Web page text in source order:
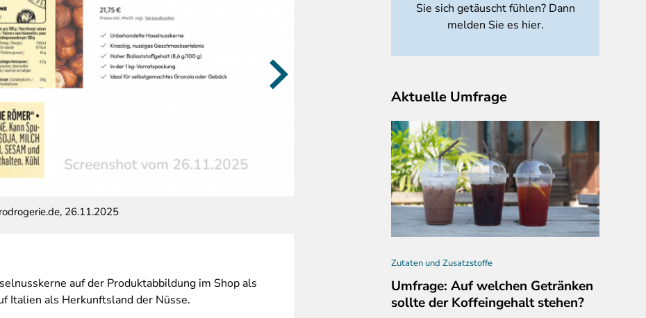
26.11.2025 alt: Herkunft, KoRo Haselnusskerne, korodrogerie.de, 12.11.2025; neu:
auf der Produktabbildung im Shop als
Italien als Herkunftsland der Nüsse.
Sie sich getäuscht fühlen? Dann
melden Sie es hier.
Aktuelle Umfrage
Zutaten und Zusatzstoffe
Umfrage: Auf welchen Getränken
sollte der Koffeingehalt stehen?